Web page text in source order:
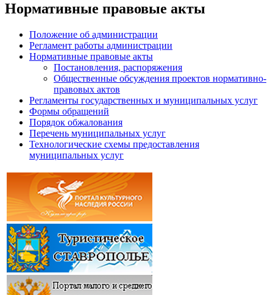
Нормативные правовые акты
Положение об администрации
Регламент работы администрации
Нормативные правовые акты
Постановления, распоряжения
Общественные обсуждения проектов нормативно-
правовых актов
Регламенты государственных и муниципальных услуг
Формы обращений
Порядок обжалования
Перечень муниципальных услуг
Технологические схемы предоставления
муниципальных услуг